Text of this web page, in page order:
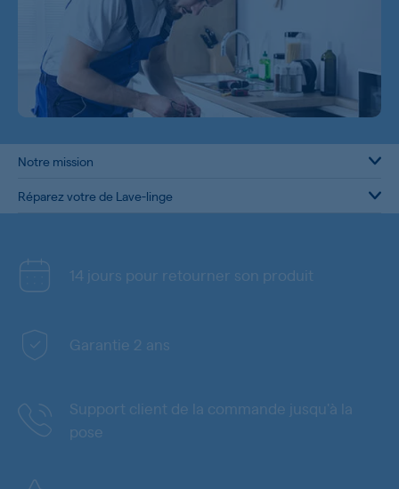
Notre mission
Réparez votre de Lave-linge
14 jours pour retourner son produit
Garantie 2 ans
Support client de la commande jusqu'à la
pose